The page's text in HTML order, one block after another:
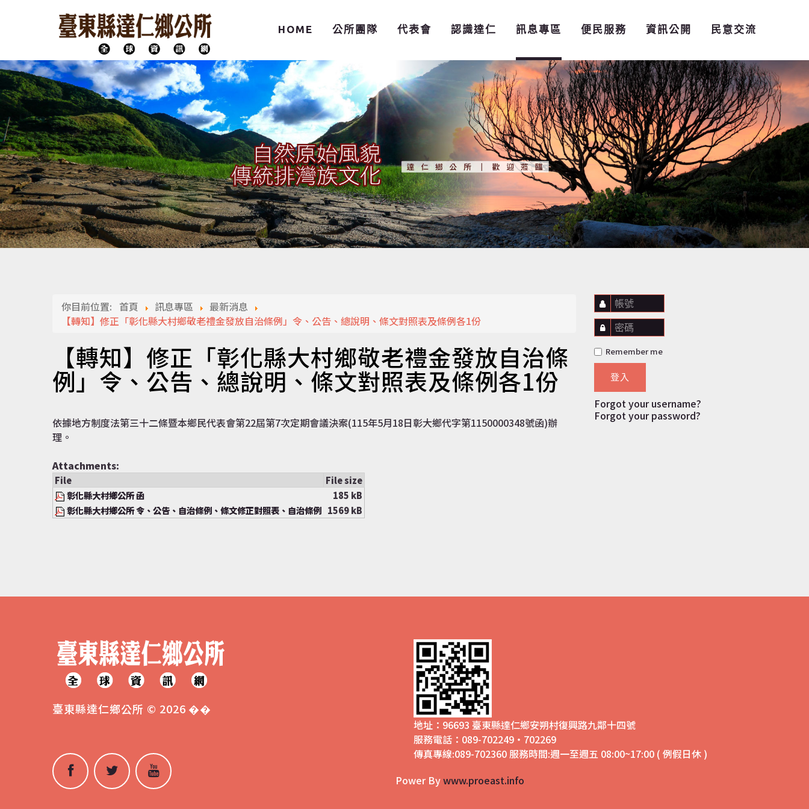
HOME 公所團隊 代表會 認識達仁 訊息專區 便民服務 資訊公開 民意交流
你目前位置: 首頁 訊息專區
最新消息
【轉知】修正「彰化縣大村鄉敬老禮金發放自治條例」令、公告、總說明、條文對照表及條例各1份
【轉知】修正「彰化縣大村鄉敬老禮金發放自治條
例」令、公告、總說明、條文對照表及條例各1份
依據地方制度法第三十二條暨本鄉民代表會第22屆第7次定期會議決案(115年5月18日彰大鄉代字第1150000348號函)辦
理。
Attachments:
File
File size
彰化縣大村鄉公所 函
185 kB
彰化縣大村鄉公所 令、公告、自治條例、條文修正對照表、自治條例 1569 kB
帳號
密碼
Remember me
登入
Forgot your username?
Forgot your password?
臺東縣達仁鄉公所 © 2026
地址：96693 臺東縣達仁鄉安朔村復興路九鄰十四號
服務電話：089-702249‧702269
傳真專線:089-702360 服務時間:週一至週五 08:00~17:00 ( 例假日休 )
Power Bywww.proeast.info